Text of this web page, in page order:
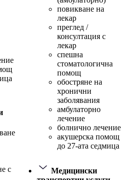
с
повикване на
лекар
преглед /
консултация с
лекар
спешна
стоматологична
помощ
обостряне на
хронични
заболявания
амбулаторно
лечение
болнично лечение
акушерска помощ
до 27-ата седмица
Медицински